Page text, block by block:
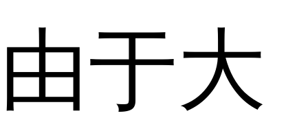
由于大